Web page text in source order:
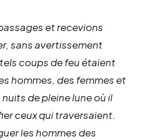
et recevions
sans avertissement
coups de feu étaient
hommes, des femmes et
de pleine lune où il
ceux qui traversaient.
les hommes des